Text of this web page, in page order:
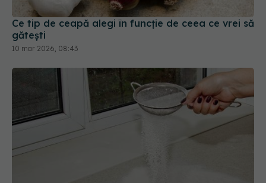
Ce tip de ceapă alegi în funcție de ceea ce vrei să
gătești
10 mar 2026, 08:43